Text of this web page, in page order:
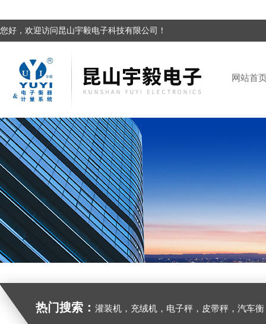
您好，欢迎访问昆山宇毅电子科技有限公司！
网站首
热门搜索： 灌装机，充绒机，电子秤，皮带秤，汽车